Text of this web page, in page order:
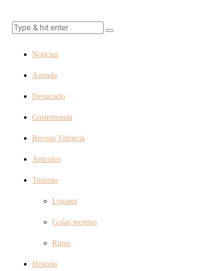
Noticias
Agenda
Destacado
Gastronomia
Revista Valencia
Artículos
Turismo
Lugares
Guías secretas
Rutas
Historia